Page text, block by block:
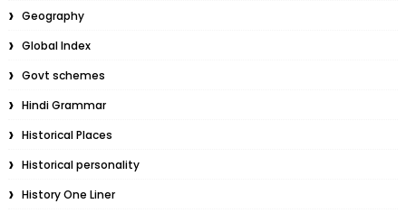
Geography
Global Index
Govt schemes
Hindi Grammar
Historical Places
Historical personality
History One Liner